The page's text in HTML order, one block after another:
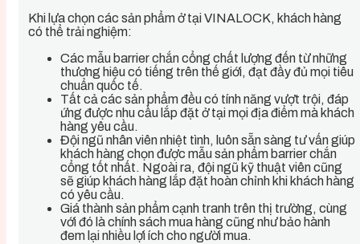
Khi lựa chọn các sản phẩm ở tại VINALOCK, khách hàng
có thể trải nghiệm:
Các mẫu barrier chắn cổng chất lượng đến từ những
thương hiệu có tiếng trên thế giới, đạt đầy đủ mọi tiêu
chuẩn quốc tế.
Tất cả các sản phẩm đều có tính năng vượt trội, đáp
ứng được nhu cầu lắp đặt ở tại mọi địa điểm mà khách
hàng yêu cầu.
Đội ngũ nhân viên nhiệt tình, luôn sẵn sàng tư vấn giúp
khách hàng chọn được mẫu sản phẩm barrier chắn
cổng tốt nhất. Ngoài ra, đội ngũ kỹ thuật viên cũng
sẽ giúp khách hàng lắp đặt hoàn chỉnh khi khách hàng
có yêu cầu.
Giá thành sản phẩm cạnh tranh trên thị trường, cùng
với đó là chính sách mua hàng cũng như bảo hành
đem lại nhiều lợi ích cho người mua.